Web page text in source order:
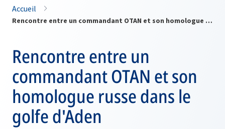
Accueil
Rencontre entre un commandant OTAN et son homologue russe dans le golfe d'Aden
Rencontre entre un
commandant OTAN et son
homologue russe dans le
golfe d'Aden